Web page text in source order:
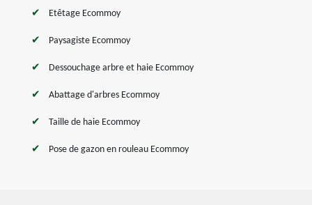
Etêtage Ecommoy
Paysagiste Ecommoy
Dessouchage arbre et haie Ecommoy
Abattage d'arbres Ecommoy
Taille de haie Ecommoy
Pose de gazon en rouleau Ecommoy